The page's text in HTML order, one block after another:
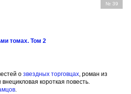
№ 39
томах. Том 2
о звездных торговцах , роман из
внецикловая короткая повесть.